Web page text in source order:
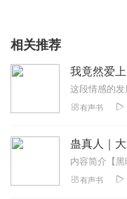
相关推荐
有声书
有声书